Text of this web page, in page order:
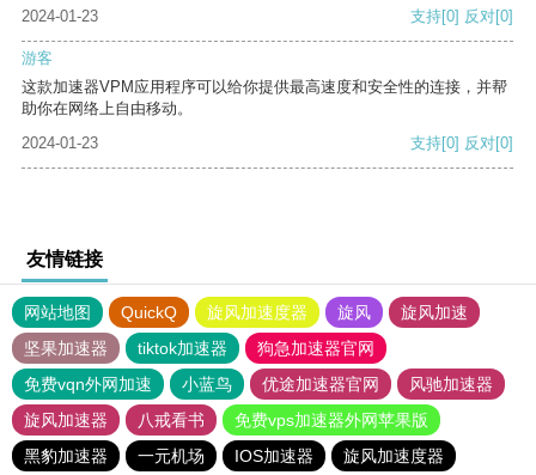
2024-01-23
支持[0] 反对[0]
游客
这款加速器VPM应用程序可以给你提供最高速度和安全性的连接，并帮
助你在网络上自由移动。
2024-01-23
支持[0] 反对[0]
友情链接
网站地图 QuickQ 旋风加速度器 旋风
旋风加速
坚果加速器
tiktok加速器
狗急加速器官网
免费vqn外网加速
小蓝鸟 优途加速器官网
风驰加速器
旋风加速器
八戒看书
免费vps加速器外网苹果版
黑豹加速器
一元机场 IOS加速器 旋风加速度器